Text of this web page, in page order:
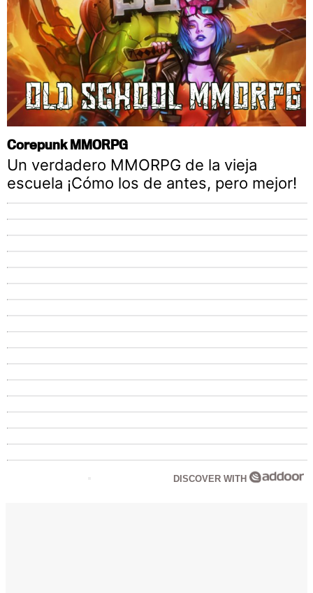
Corepunk MMORPG
Un verdadero MMORPG de la vieja
escuela ¡Cómo los de antes, pero mejor!
DISCOVER WITH